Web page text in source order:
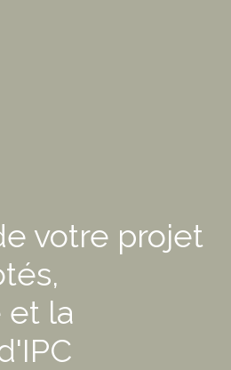
votre projet
et la